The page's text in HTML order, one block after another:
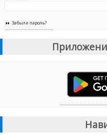
Забыли пароль?